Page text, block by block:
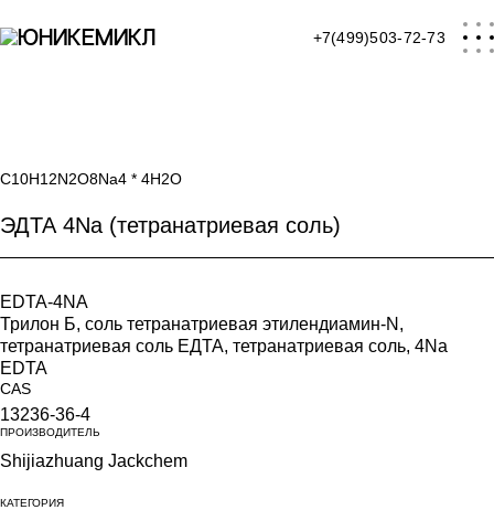
+7(499)503-72-73
C10H12N2O8Na4 * 4H2O
ЭДТА 4Na (тетранатриевая соль)
EDTA-4NA
Трилон Б, соль тетранатриевая этилендиамин-N,
тетранатриевая соль ЕДТА, тетранатриевая соль, 4Na
EDTA
CAS
13236-36-4
ПРОИЗВОДИТЕЛЬ
Shijiazhuang Jackchem
КАТЕГОРИЯ
главная
каталог
Жирные кислоты
Жирные спирты
Комплексообразователи
Кондиционирующие добавки